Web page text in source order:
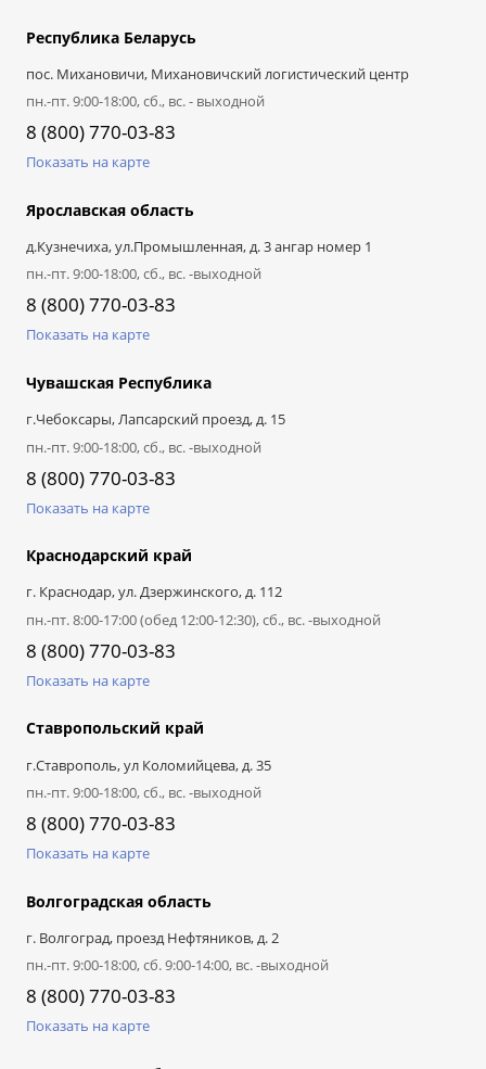
Республика Беларусь
пос. Михановичи, Михановичский логистический центр
пн.-пт. 9:00-18:00, сб., вс. - выходной
8 (800) 770-03-83
Показать на карте
Ярославская область
д.Кузнечиха, ул.Промышленная, д. 3 ангар номер 1
пн.-пт. 9:00-18:00, сб., вс. -выходной
8 (800) 770-03-83
Показать на карте
Чувашская Республика
г.Чебоксары, Лапсарский проезд, д. 15
пн.-пт. 9:00-18:00, сб., вс. -выходной
8 (800) 770-03-83
Показать на карте
Краснодарский край
г. Краснодар, ул. Дзержинского, д. 112
пн.-пт. 8:00-17:00 (обед 12:00-12:30), сб., вс. -выходной
8 (800) 770-03-83
Показать на карте
Ставропольский край
г.Ставрополь, ул Коломийцева, д. 35
пн.-пт. 9:00-18:00, сб., вс. -выходной
8 (800) 770-03-83
Показать на карте
Волгоградская область
г. Волгоград, проезд Нефтяников, д. 2
пн.-пт. 9:00-18:00, сб. 9:00-14:00, вс. -выходной
8 (800) 770-03-83
Показать на карте